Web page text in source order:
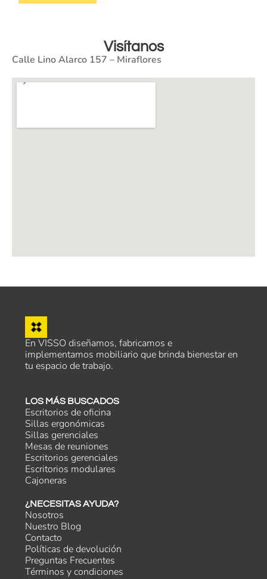
Visítanos
Calle Lino Alarco 157 – Miraflores
En VISSO diseñamos, fabricamos e
implementamos mobiliario que brinda bienestar en
tu espacio de trabajo.
LOS MÁS BUSCADOS
Escritorios de oficina
Sillas ergonómicas
Sillas gerenciales
Mesas de reuniones
Escritorios gerenciales
Escritorios modulares
Cajoneras
¿NECESITAS AYUDA?
Nosotros
Nuestro Blog
Contacto
Políticas de devolución
Preguntas Frecuentes
Términos y condiciones